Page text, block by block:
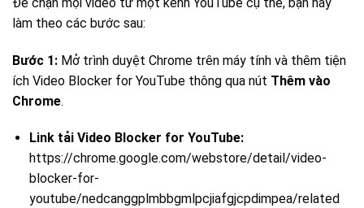
làm theo các bước sau:
Bước 1: Mở trình duyệt Chrome trên máy tính và thêm tiện
ích Video Blocker for YouTube thông qua nút Thêm vào
Chrome.
Link tải Video Blocker for YouTube:
https://chrome.google.com/webstore/detail/video-
blocker-for-
youtube/nedcanggplmbbgmlpcjiafgjcpdimpea/related